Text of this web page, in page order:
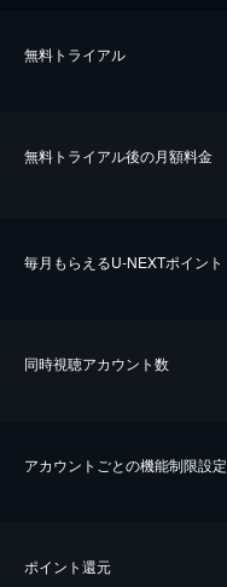
無料トライアル
無料トライアル後の⽉額料金
毎⽉もらえるU-NEXTポイント
同時視聴アカウント数
アカウントごとの機能制限設定
ポイント還元